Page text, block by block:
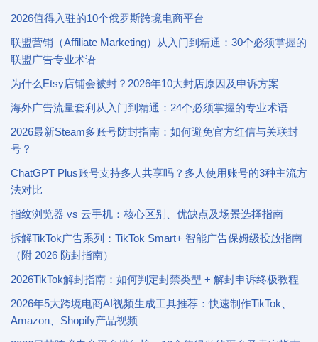
2026值得入驻的10个俄罗斯跨境电商平台
联盟营销（Affiliate Marketing）从入门到精通：30个必须掌握的
联盟广告专业术语
为什么Etsy店铺会被封？2026年10大封店原因及申诉方案
海外广告流量套利从入门到精通：24个必须掌握的专业术语
2026最新Steam多账号防封指南：如何避免官方红信与关联封
号？
ChatGPT Plus账号支持多人共享吗？多人使用账号的3种主流方
法对比
指纹浏览器 vs 云手机：核心区别、优缺点及场景选择指南
拆解TikTok广告系列：TikTok Smart+ 智能广告保姆级投放指南
（附 2026 防封指南）
2026TikTok解封指南：如何判定封禁类型 + 解封申诉终极教程
2026年5大跨境电商AI视频生成工具推荐：快速制作TikTok、
Amazon、Shopify产品视频